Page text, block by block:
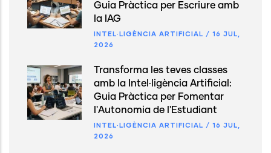
Guia Pràctica per Escriure amb
la IAG
INTEL·LIGÈNCIA ARTIFICIAL / 16 JUL,
2026
Transforma les teves classes
amb la Intel·ligència Artificial:
Guia Pràctica per Fomentar
l'Autonomia de l'Estudiant
INTEL·LIGÈNCIA ARTIFICIAL / 16 JUL,
2026